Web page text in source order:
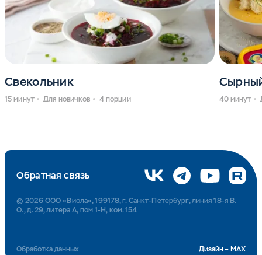
Свекольник
15 минут Для новичков 4 порции 40 минут
Дизайн – MAX
Обработка данных
Обратная связь
© 2026 ООО «Виола», 199178, г. Санкт-Петербург, линия 18-я В.
О., д. 29, литера А, пом 1-Н, ком. 154